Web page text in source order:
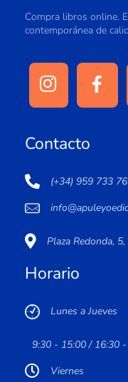
Compra libros online.
contemporánea de
Contacto
(+34) 959 733
Plaza Redonda,
Horario
Lunes a Jueves
9:30 - 15:00 / 16:30
Viernes